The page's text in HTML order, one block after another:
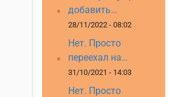
добавить…
28/11/2022 - 08:02
Нет. Просто
переехал на…
31/10/2021 - 14:03
Нет. Просто